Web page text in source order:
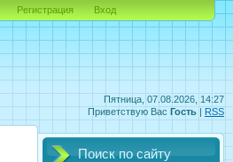
Пятница, 07.08.2026, 14:27
Приветствую Вас Гость | RSS
Регистрация Вход
Поиск по сайту